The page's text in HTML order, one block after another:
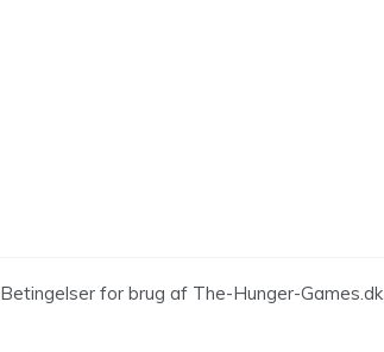
Betingelser for brug af The-Hunger-Games.dk